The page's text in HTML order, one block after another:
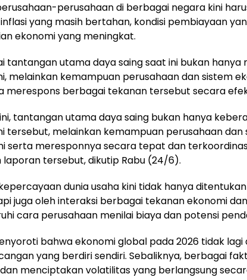
perusahaan di berbagai negara kini
yang masih bertahan, kondisi pembiayaan
ekonomi yang meningkat.
tantangan utama daya saing saat ini bukan hanya
melainkan kemampuan perusahaan dan sistem
merespons berbagai tekanan tersebut secara
tantangan utama daya saing bukan hanya
tersebut, melainkan kemampuan perusahaan dan
serta meresponnya secara tepat dan
tersebut, dikutip Rabu (24/6).
dunia usaha kini tidak hanya
juga oleh interaksi berbagai tekanan ekonomi
cara perusahaan menilai biaya dan potensi
bahwa ekonomi global pada 2026 tidak lagi
yang berdiri sendiri. Sebaliknya, berbagai
menciptakan volatilitas yang berlangsung